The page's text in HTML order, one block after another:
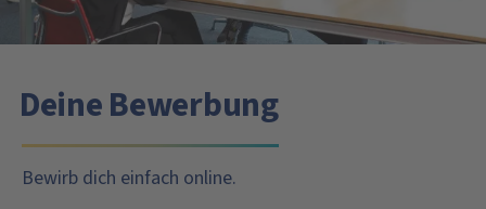
Deine Bewerbung
Bewirb dich einfach online.